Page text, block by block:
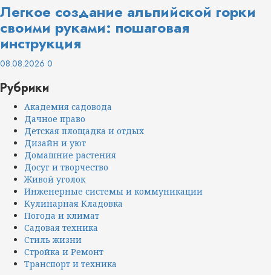
Легкое создание альпийской горки
своими руками: пошаговая
инструкция
08.08.2026 0
Рубрики
Академия садовода
Дачное право
Детская площадка и отдых
Дизайн и уют
Домашние растения
Досуг и творчество
Живой уголок
Инженерные системы и коммуникации
Кулинарная Кладовка
Погода и климат
Садовая техника
Стиль жизни
Стройка и Ремонт
Транспорт и техника